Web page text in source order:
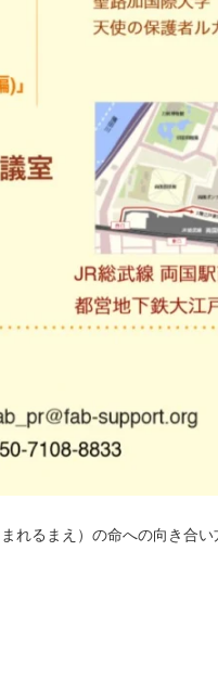
れるまえ）の命への向き合